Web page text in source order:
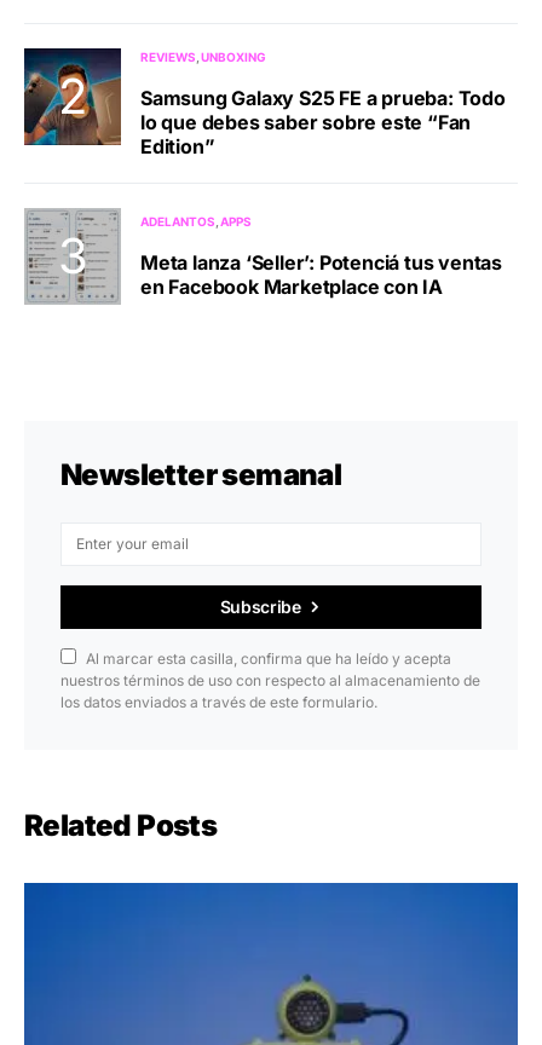
REVIEWS UNBOXING
Samsung Galaxy S25 FE a prueba: Todo
lo que debes saber sobre este “Fan
Edition”
ADELANTOS APPS
Meta lanza ‘Seller’: Potenciá tus ventas
en Facebook Marketplace con IA
Newsletter semanal
Subscribe
Al marcar esta casilla, confirma que ha leído y acepta
nuestros términos de uso con respecto al almacenamiento de
los datos enviados a través de este formulario.
Related Posts